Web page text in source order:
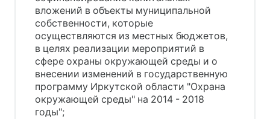
вложений в объекты муниципальной
собственности, которые
осуществляются из местных бюджетов,
в целях реализации мероприятий в
сфере охраны окружающей среды и о
внесении изменений в государственную
программу Иркутской области "Охрана
окружающей среды" на 2014 - 2018
годы";